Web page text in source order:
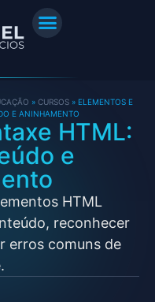
» CURSOS» ELEMENTOS E
E ANINHAMENTO
HTML:
e
HTML
reconhecer
erros comuns de